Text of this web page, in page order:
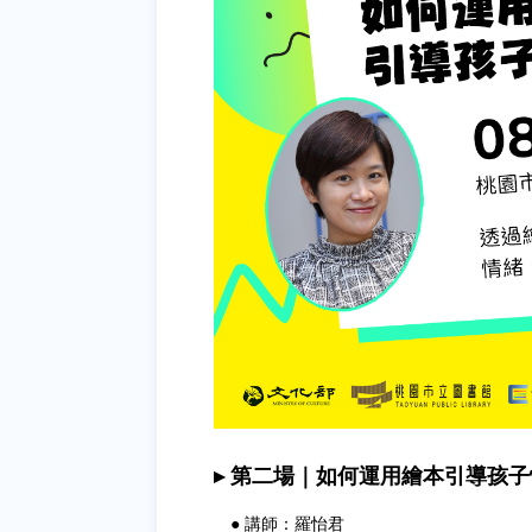
▸ 第二場｜如何運用繪本引導孩
● 講師：羅怡君